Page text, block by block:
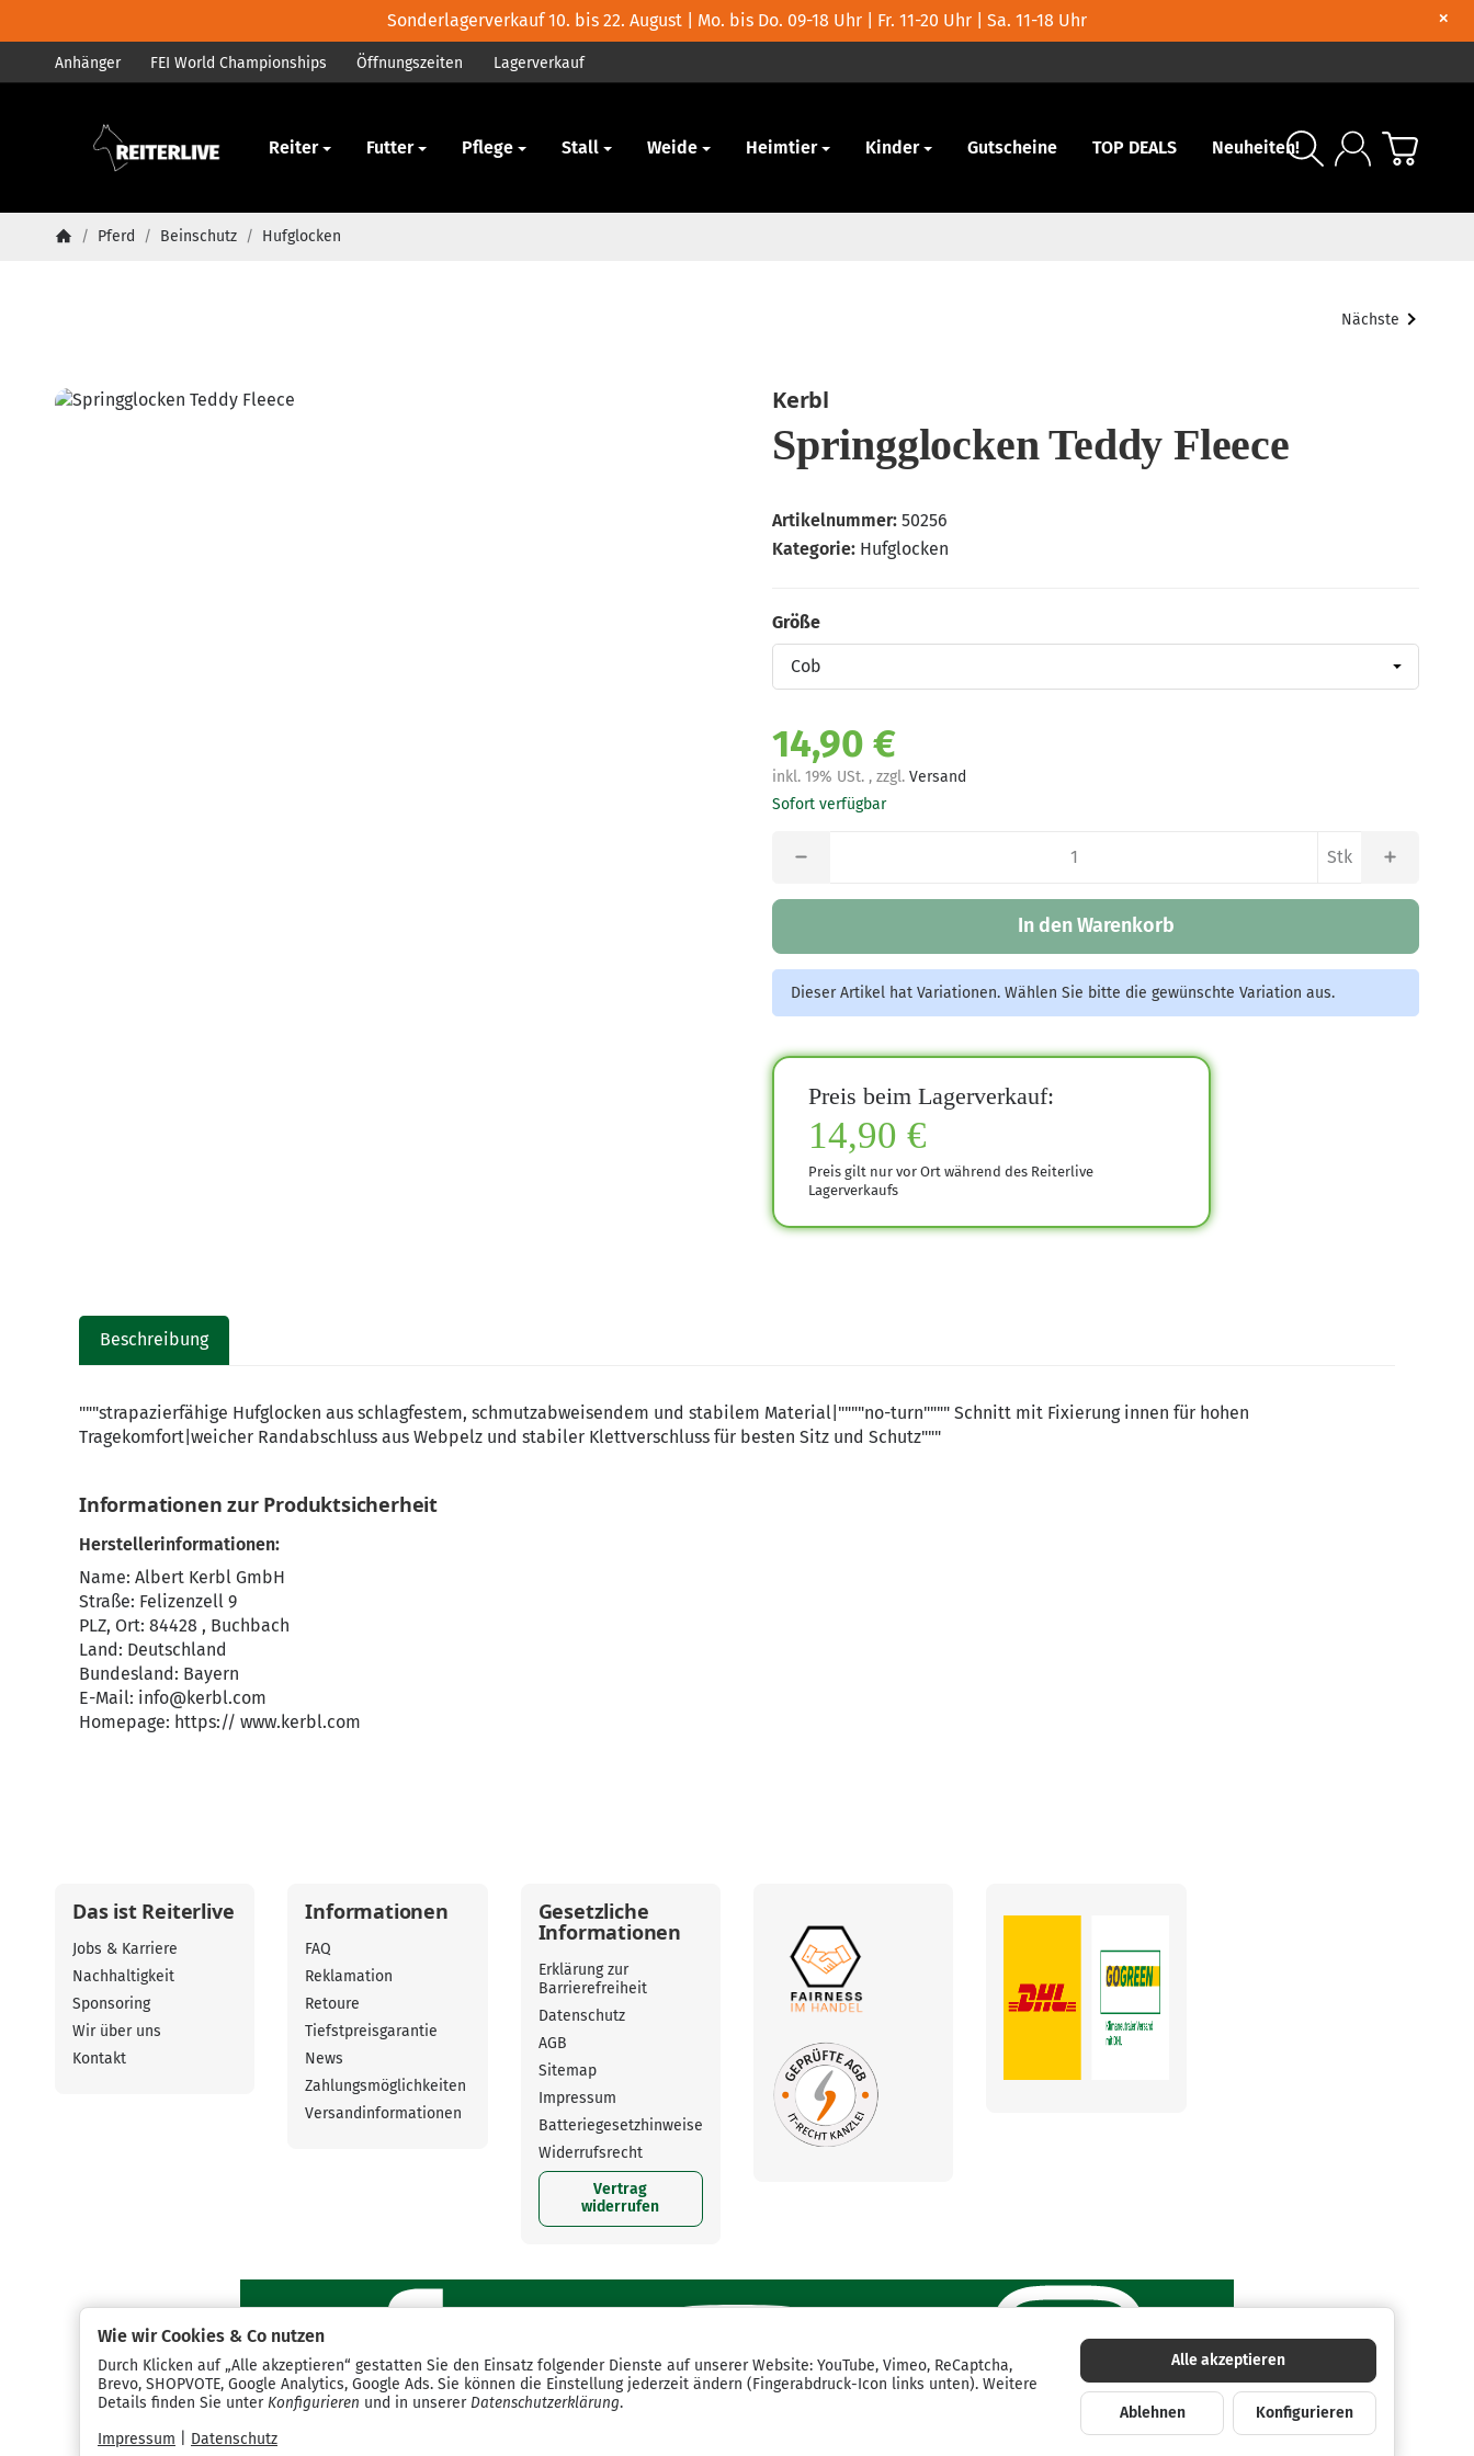
Sonderlagerverkauf 10. bis 22. August | Mo. bis Do. 09-18 Uhr | Fr. 11-20 Uhr | Sa. 11-18 Uhr ×
Anhänger FEI World Championships Öffnungszeiten Lagerverkauf
Pferd Reiter Futter Pflege Stall Weide Heimtier Kinder Gutscheine TOP DEALS Neuheiten!
/ Pferd / Beinschutz / Hufglocken
Nächste
Kerbl
Springglocken Teddy Fleece
Artikelnummer: 50256
Kategorie: Hufglocken
Größe
Größe
14,90 €
inkl. 19% USt. , zzgl. Versand
Sofort verfügbar
Stk
In den Warenkorb
Dieser Artikel hat Variationen. Wählen Sie bitte die gewünschte Variation aus.
Preis beim Lagerverkauf:
14,90 €
Preis gilt nur vor Ort während des Reiterlive
Lagerverkaufs
Beschreibung
"""strapazierfähige Hufglocken aus schlagfestem, schmutzabweisendem und stabilem Material|""""no-turn"""" Schnitt mit Fixierung innen für hohen
Tragekomfort|weicher Randabschluss aus Webpelz und stabiler Klettverschluss für besten Sitz und Schutz"""
Informationen zur Produktsicherheit
Herstellerinformationen:
Name: Albert Kerbl GmbH
Straße: Felizenzell 9
PLZ, Ort: 84428 , Buchbach
Land: Deutschland
Bundesland: Bayern
E-Mail: info@kerbl.com
Homepage: https:// www.kerbl.com
Das ist Reiterlive
Jobs & Karriere
Nachhaltigkeit
Sponsoring
Wir über uns
Kontakt
Informationen
FAQ
Reklamation
Retoure
Tiefstpreisgarantie
News
Zahlungsmöglichkeiten
Versandinformationen
Gesetzliche
Informationen
Erklärung zur
Barrierefreiheit
Datenschutz
AGB
Sitemap
Impressum
Batteriegesetzhinweise
Widerrufsrecht
Vertrag
widerrufen
Alle akzeptieren
Ablehnen Konfigurieren
Wie wir Cookies & Co nutzen
Durch Klicken auf „Alle akzeptieren“ gestatten Sie den Einsatz folgender Dienste auf unserer Website: YouTube, Vimeo, ReCaptcha,
Brevo, SHOPVOTE, Google Analytics, Google Ads. Sie können die Einstellung jederzeit ändern (Fingerabdruck-Icon links unten). Weitere
Details finden Sie unter Konfigurieren und in unserer Datenschutzerklärung.
Impressum
Datenschutz